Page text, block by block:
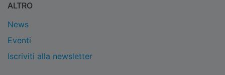
ALTRO
News
Eventi
Iscriviti alla newsletter